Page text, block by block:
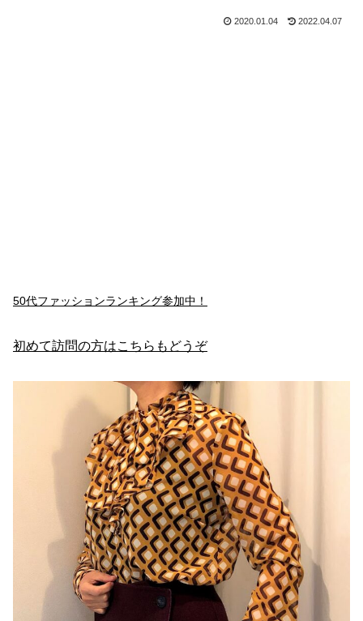
2020.01.04 2022.04.07
50代ファッションランキング参加中！
初めて訪問の方はこちらもどうぞ